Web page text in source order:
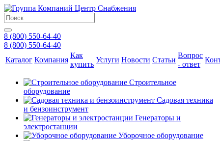
8 (800) 550-64-40
8 (800) 550-64-40
Каталог Компания
Как
купить
Услуги Новости Статьи
Вопрос
- ответ
Строительное
оборудование
Садовая техника
и бензоинструмент
Генераторы и
электростанции
Уборочное оборудование